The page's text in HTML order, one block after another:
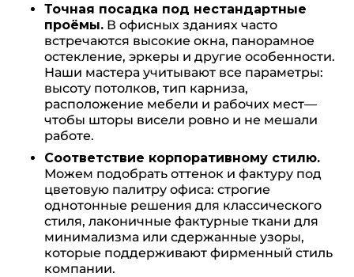
Точная посадка под нестандартные
проёмы. В офисных зданиях часто
встречаются высокие окна, панорамное
остекление, эркеры и другие особенности.
Наши мастера учитывают все параметры:
высоту потолков, тип карниза,
расположение мебели и рабочих мест—
чтобы шторы висели ровно и не мешали
работе.
Соответствие корпоративному стилю.
Можем подобрать оттенок и фактуру под
цветовую палитру офиса: строгие
однотонные решения для классического
стиля, лаконичные фактурные ткани для
минимализма или сдержанные узоры,
которые поддерживают фирменный стиль
компании.